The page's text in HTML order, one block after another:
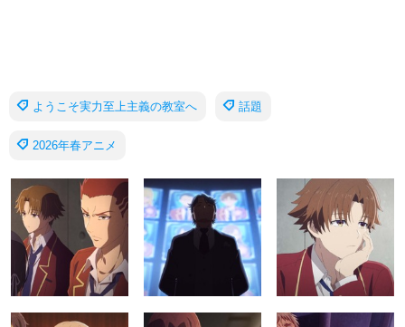
ようこそ実力至上主義の教室へ 話題
2026年春アニメ